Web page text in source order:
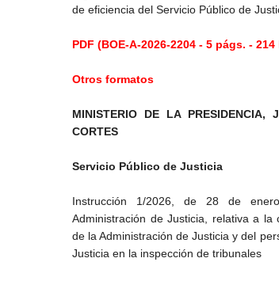
de eficiencia del Servicio Público de
PDF (BOE-A-2026-2204 - 5 págs. - 214
Otros formatos
MINISTERIO DE LA PRESIDENCIA,
CORTES
Servicio Público de Justicia
Instrucción 1/2026, de 28 de
Administración de Justicia, relativa a
de la Administración de Justicia y del
Justicia en la inspección de tribunales